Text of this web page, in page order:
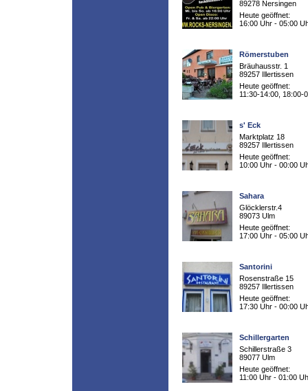
89278 Nersingen
Heute geöffnet:
16:00 Uhr - 05:00
Römerstuben
Bräuhausstr. 1
89257 Illertissen
Heute geöffnet:
11:30-14:00, 18:00-
s' Eck
Marktplatz 18
89257 Illertissen
Heute geöffnet:
10:00 Uhr - 00:00
Sahara
Glöcklerstr.4
89073 Ulm
Heute geöffnet:
17:00 Uhr - 05:00
Santorini
Rosenstraße 15
89257 Illertissen
Heute geöffnet:
17:30 Uhr - 00:00
Schillergarten
Schillerstraße 3
89077 Ulm
Heute geöffnet:
11:00 Uhr - 01:00